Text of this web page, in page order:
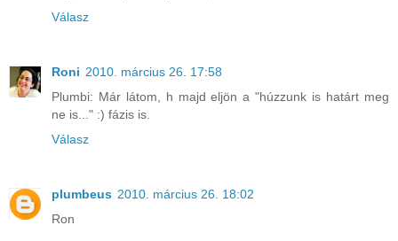
Válasz
Roni 2010. március 26. 17:58
Plumbi: Már látom, h majd eljön a "húzzunk is határt meg
ne is..." :) fázis is.
Válasz
plumbeus 2010. március 26. 18:02
Ron